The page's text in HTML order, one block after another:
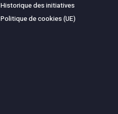
Historique des initiatives
Politique de cookies (UE)